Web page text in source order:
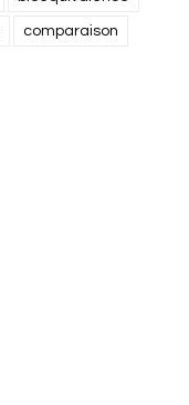
comparaison